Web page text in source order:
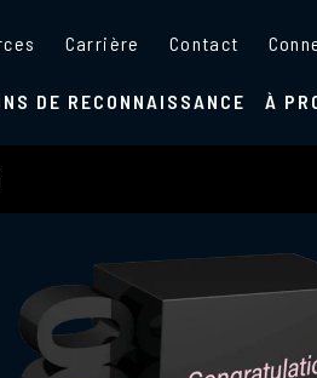
Carrière Contact
DE RECONNAISSANCE À